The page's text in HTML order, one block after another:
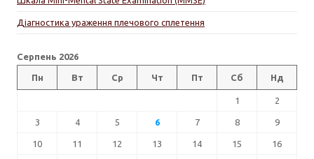
Діагностика ураження плечового сплетення
Серпень 2026
Пн Вт Ср Чт Пт Сб Нд
1 2
3 4 5 6 7 8 9
10 11 12 13 14 15 16